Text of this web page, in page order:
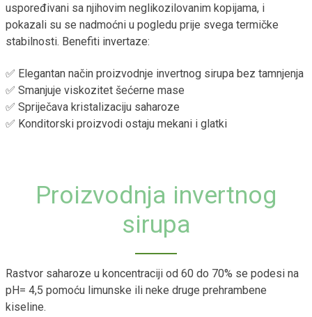
uspoređivani sa njihovim neglikozilovanim kopijama, i
pokazali su se nadmoćni u pogledu prije svega termičke
stabilnosti. Benefiti invertaze:
✅ Elegantan način proizvodnje invertnog sirupa bez tamnjenja
✅ Smanjuje viskozitet šećerne mase
✅ Spriječava kristalizaciju saharoze
✅ Konditorski proizvodi ostaju mekani i glatki
Proizvodnja invertnog
sirupa
Rastvor saharoze u koncentraciji od 60 do 70% se podesi na
pH= 4,5 pomoću limunske ili neke druge prehrambene
kiseline.